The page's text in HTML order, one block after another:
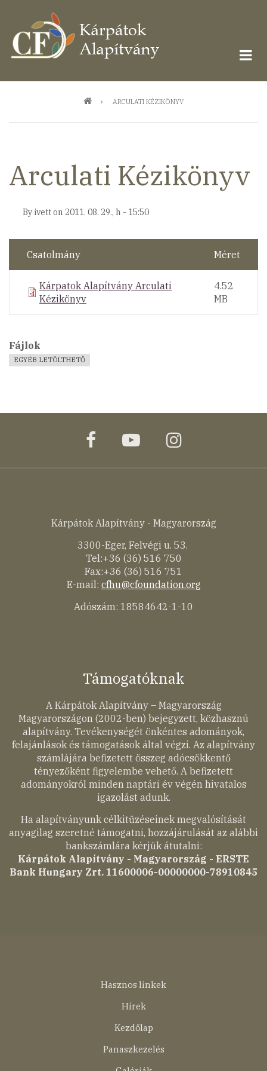
tartalomra
ARCULATI KÉZIKÖNYV
Arculati Kézikönyv
By ivetton 2011. 08. 29., h - 15:50
Csatolmány Méret
Kárpatok Alapítvány Arculati
Kézikönyv
4.52
MB
Fájlok
EGYÉB LETÖLTHETŐ
facebookyoutubeinstagram
Kárpátok Alapítvány - Magyarország
3300-Eger, Felvégi u. 53.
Tel:+36 (36) 516 750
Fax:+36 (36) 516 751
E-mail: cfhu@cfoundation.org
Adószám: 18584642-1-10
Támogatóknak
A Kárpátok Alapítvány – Magyarország
Magyarországon (2002-ben) bejegyzett, közhasznú
alapítvány. Tevékenységét önkéntes adományok,
felajánlások és támogatások által végzi. Az alapítvány
számlájára befizetett összeg adócsökkentő
tényezőként figyelembe vehető. A befizetett
adományokról minden naptári év végén hivatalos
igazolást adunk.
Ha alapítványunk célkitűzéseinek megvalósítását
anyagilag szeretné támogatni, hozzájárulását az alábbi
bankszámlára kérjük átutalni:
Kárpátok Alapítvány - Magyarország - ERSTE
Bank Hungary Zrt. 11600006-00000000-78910845
Hasznos linkek
Hírek
Kezdőlap
Panaszkezelés